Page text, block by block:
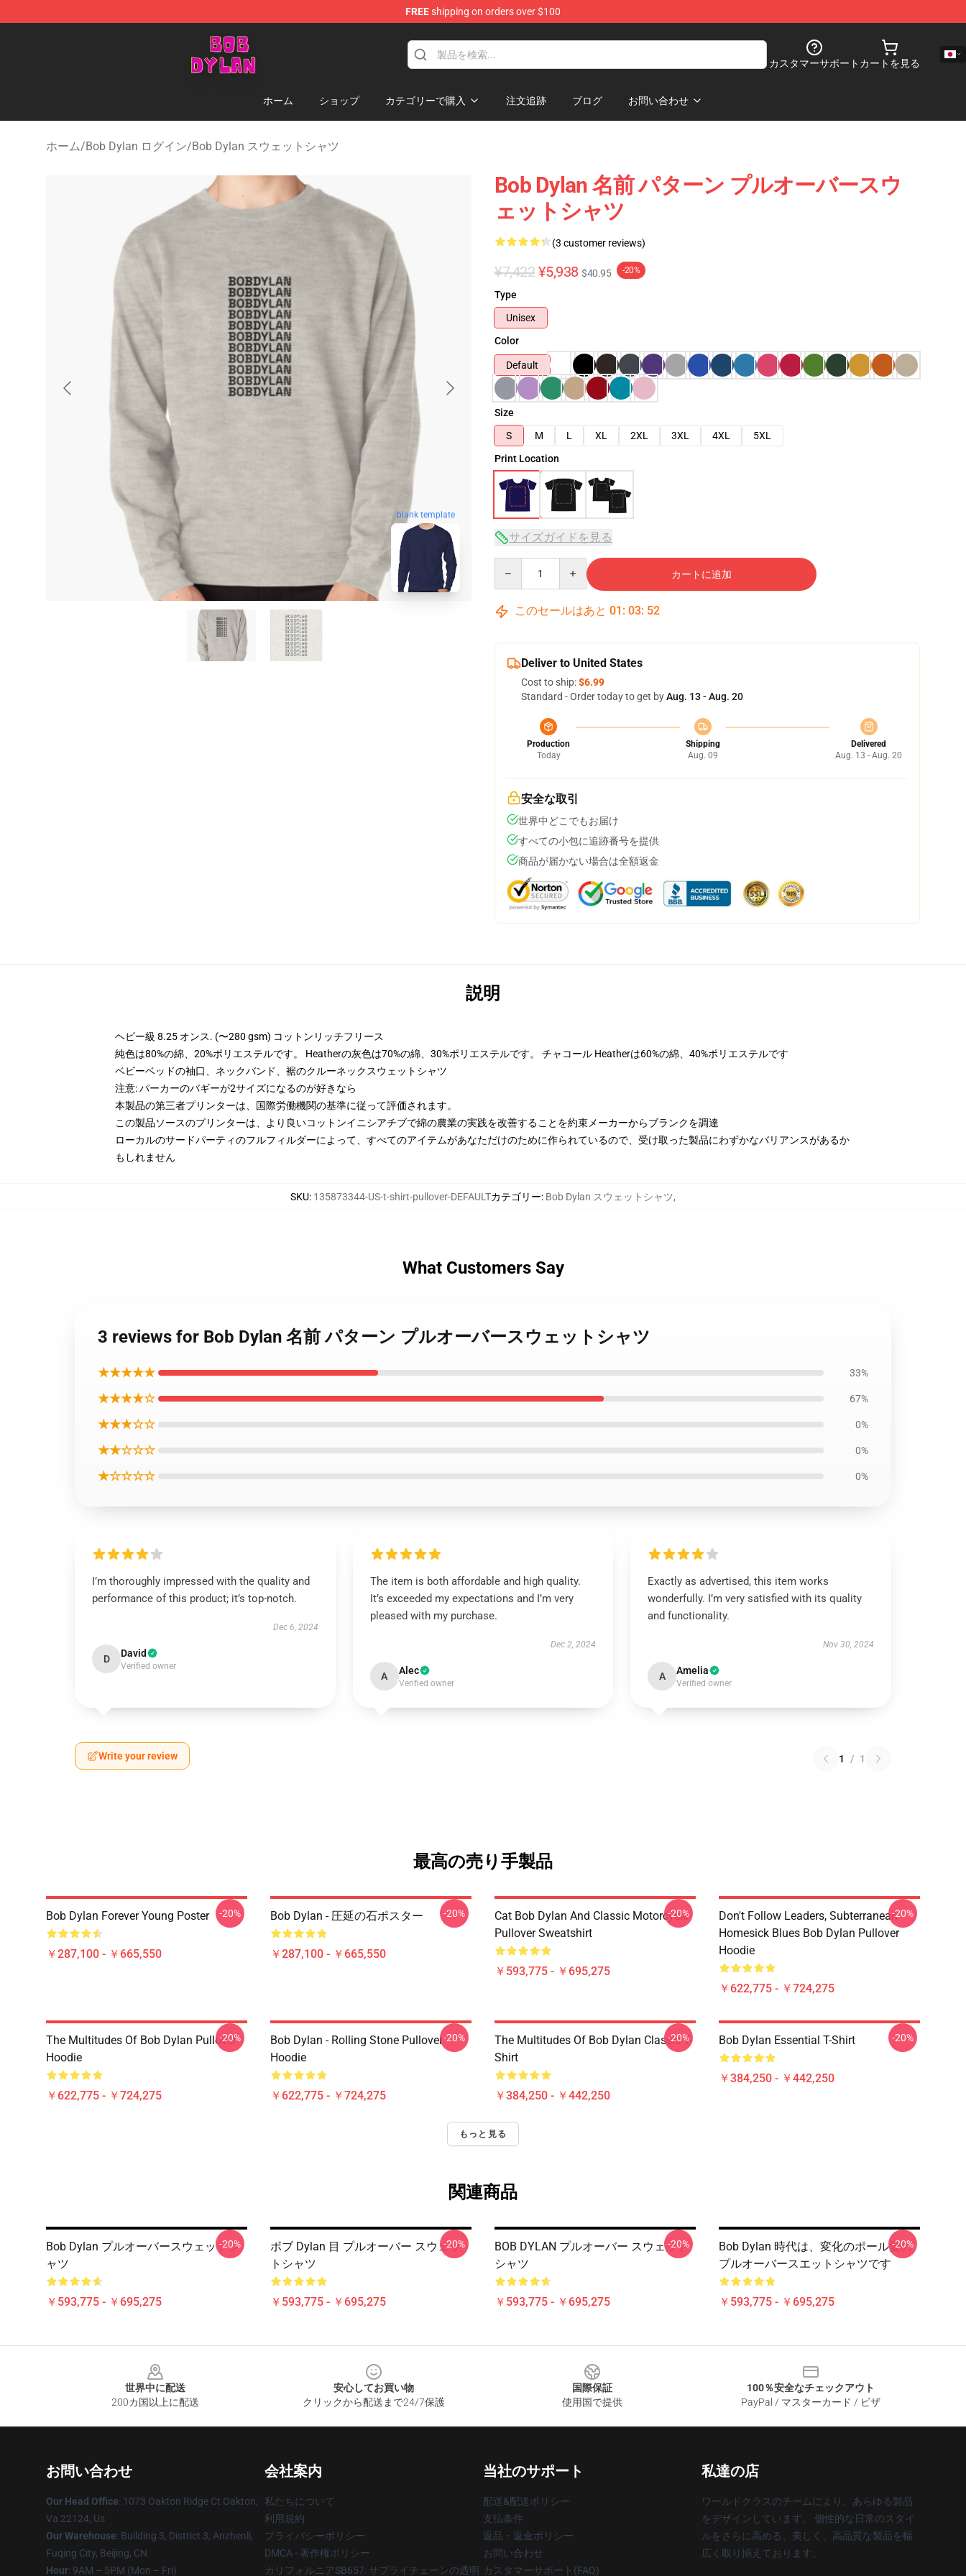
FREEshipping on orders over $100
Bob Dylan Store - Official Bob Dylan Merchandise Shop
カスタマーサポート カートを見る
ホーム ショップ カテゴリーで購入 注文追跡 ブログ お問い合わせ
ホーム/Bob Dylan ログイン/Bob Dylan スウェットシャツ
blank template
Bob Dylan 名前 パターン プルオーバースウ
ェットシャツ
(3 customer reviews)
¥7,422 ¥5,938 $40.95 -20%
Type
Unisex
Color
Default
Size
S
M L XL 2XL 3XL 4XL
5XL
Print Location
サイズガイドを見る
カートに追加
このセールはあと 01 : 03: 51
Deliver to United States
Cost to ship:$6.99
Standard - Order today to get byAug. 13 - Aug. 20
Production
Today
Shipping
Aug. 09
Delivered
Aug. 13 - Aug. 20
安全な取引
世界中どこでもお届け
すべての小包に追跡番号を提供
商品が届かない場合は全額返金
説明
ヘビー級 8.25 オンス. (〜280 gsm) コットンリッチフリース
純色は80%の綿、20%ポリエステルです。 Heatherの灰色は70%の綿、30%ポリエステルです。 チャコール Heatherは60%の綿、40%ポリエステルです
ベビーベッドの袖口、ネックバンド、裾のクルーネックスウェットシャツ
注意: パーカーのバギーが2サイズになるのが好きなら
本製品の第三者プリンターは、国際労働機関の基準に従って評価されます。
この製品ソースのプリンターは、より良いコットンイニシアチブで綿の農業の実践を改善することを約束メーカーからブランクを調達
ローカルのサードパーティのフルフィルダーによって、すべてのアイテムがあなただけのために作られているので、受け取った製品にわずかなバリアンスがあるか
もしれません
SKU: 135873344-US-t-shirt-pullover-DEFAULTカテゴリー: Bob Dylan スウェットシャツ,
What Customers Say
3 reviews for Bob Dylan 名前 パターン プルオーバースウェットシャツ
★★★★★ 33%
★★★★☆ 67%
★★★☆☆ 0%
★★☆☆☆ 0%
★☆☆☆☆ 0%
I’m thoroughly impressed with the quality and
performance of this product; it’s top-notch.
Dec 6, 2024
D David
Verified owner
The item is both affordable and high quality.
It’s exceeded my expectations and I’m very
pleased with my purchase.
Dec 2, 2024
A Alec
Verified owner
Exactly as advertised, this item works
wonderfully. I’m very satisfied with its quality
and functionality.
Nov 30, 2024
A Amelia
Verified owner
Write your review 1 / 1
最高の売り手製品
Bob Dylan Forever Young Poster
￥287,100 - ￥665,550
-20% Bob Dylan - 圧延の石ポスター
￥287,100 - ￥665,550
-20%
Cat Bob Dylan And Classic Motorcycle
Pullover Sweatshirt
￥593,775 - ￥695,275
-20%
Don't Follow Leaders, Subterranean
Homesick Blues Bob Dylan Pullover
Hoodie
￥622,775 - ￥724,275
-20%
The Multitudes Of Bob Dylan Pullover
Hoodie
￥622,775 - ￥724,275
-20%
Bob Dylan - Rolling Stone Pullover
Hoodie
￥622,775 - ￥724,275
-20%
The Multitudes Of Bob Dylan Classic T-
Shirt
￥384,250 - ￥442,250
-20% Bob Dylan Essential T-Shirt
￥384,250 - ￥442,250
-20%
もっと見る
関連商品
Bob Dylan プルオーバースウェットシ
ャツ
￥593,775 - ￥695,275
-20%
ボブ Dylan 目 プルオーバー スウェッ
トシャツ
￥593,775 - ￥695,275
-20%
BOB DYLAN プルオーバー スウェット
シャツ
￥593,775 - ￥695,275
-20%
Bob Dylan 時代は、変化のポール愛の
プルオーバースエットシャツです
￥593,775 - ￥695,275
-20%
世界中に配送
200カ国以上に配送
安心してお買い物
クリックから配送まで24/7保護
国際保証
使用国で提供
100％安全なチェックアウト
PayPal / マスターカード / ビザ
お問い合わせ
Our Head Office: 1073 Oakton Ridge Ct Oakton,
Va 22124, Us
Our Warehouse: Building 3, District 3, Anzhenli,
Fuqing City, Beijing, CN
Hour: 9AM – 5PM (Mon – Fri)
会社案内
私たちについて
利用規約
プライバシーポリシー
DMCA - 著作権ポリシー
カリフォルニアSB657: サプライチェーンの透明
当社のサポート
配送&配送ポリシー
支払条件
返品・返金ポリシー
お問い合わせ
カスタマーサポート(FAQ)
私達の店
ワールドクラスのチームにより、あらゆる製品
をデザインしています。 個性的な日常のスタイ
ルをさらに高める、美しく、高品質な製品を幅
広く取り揃えております。